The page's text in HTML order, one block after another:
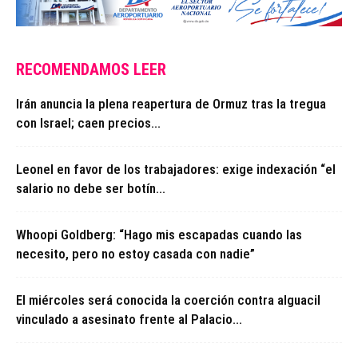
RECOMENDAMOS LEER
Irán anuncia la plena reapertura de Ormuz tras la tregua
con Israel; caen precios...
Leonel en favor de los trabajadores: exige indexación “el
salario no debe ser botín...
Whoopi Goldberg: “Hago mis escapadas cuando las
necesito, pero no estoy casada con nadie”
El miércoles será conocida la coerción contra alguacil
vinculado a asesinato frente al Palacio...